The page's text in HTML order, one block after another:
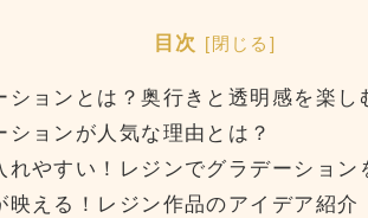
目次 [閉じる ]
ションとは？奥行きと透明感を楽し
ションが人気な理由とは？
れやすい！レジンでグラデーション
映える！レジン作品のアイデア紹介